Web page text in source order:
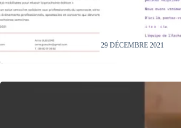
Vivement le printemps
29 DÉCEMBRE 2021